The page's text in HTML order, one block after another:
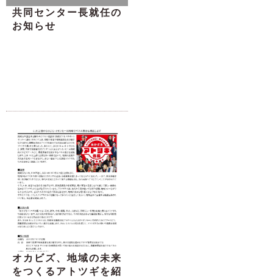
共同センター長就任の
お知らせ
オカビズ、地域の未来
をつくるアトツギを紹